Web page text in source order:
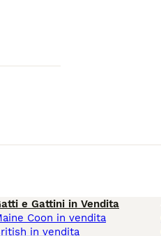
e Gattini in Vendita
Coon in vendita
in vendita